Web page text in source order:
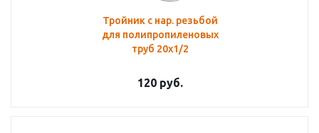
Тройник с нар. резьбой
для полипропиленовых
труб 20х1/2
120руб.